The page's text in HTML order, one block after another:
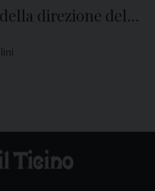
direzione del
dei malati